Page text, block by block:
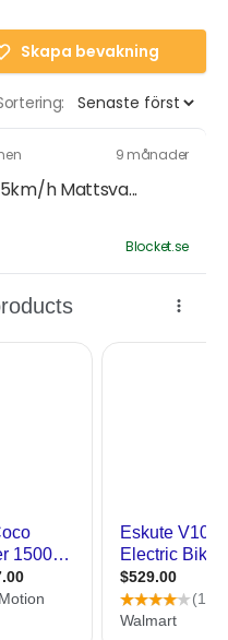
Skapa bevakning
9 månader
h Mattsva...
Blocket.se